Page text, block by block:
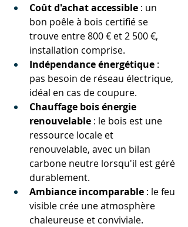
Coût d'achat accessible : un
bon poêle à bois certifié se
trouve entre 800 € et 2 500 €,
installation comprise.
Indépendance énergétique :
pas besoin de réseau électrique,
idéal en cas de coupure.
Chauffage bois énergie
renouvelable : le bois est une
ressource locale et
renouvelable, avec un bilan
carbone neutre lorsqu'il est géré
durablement.
Ambiance incomparable : le feu
visible crée une atmosphère
chaleureuse et conviviale.